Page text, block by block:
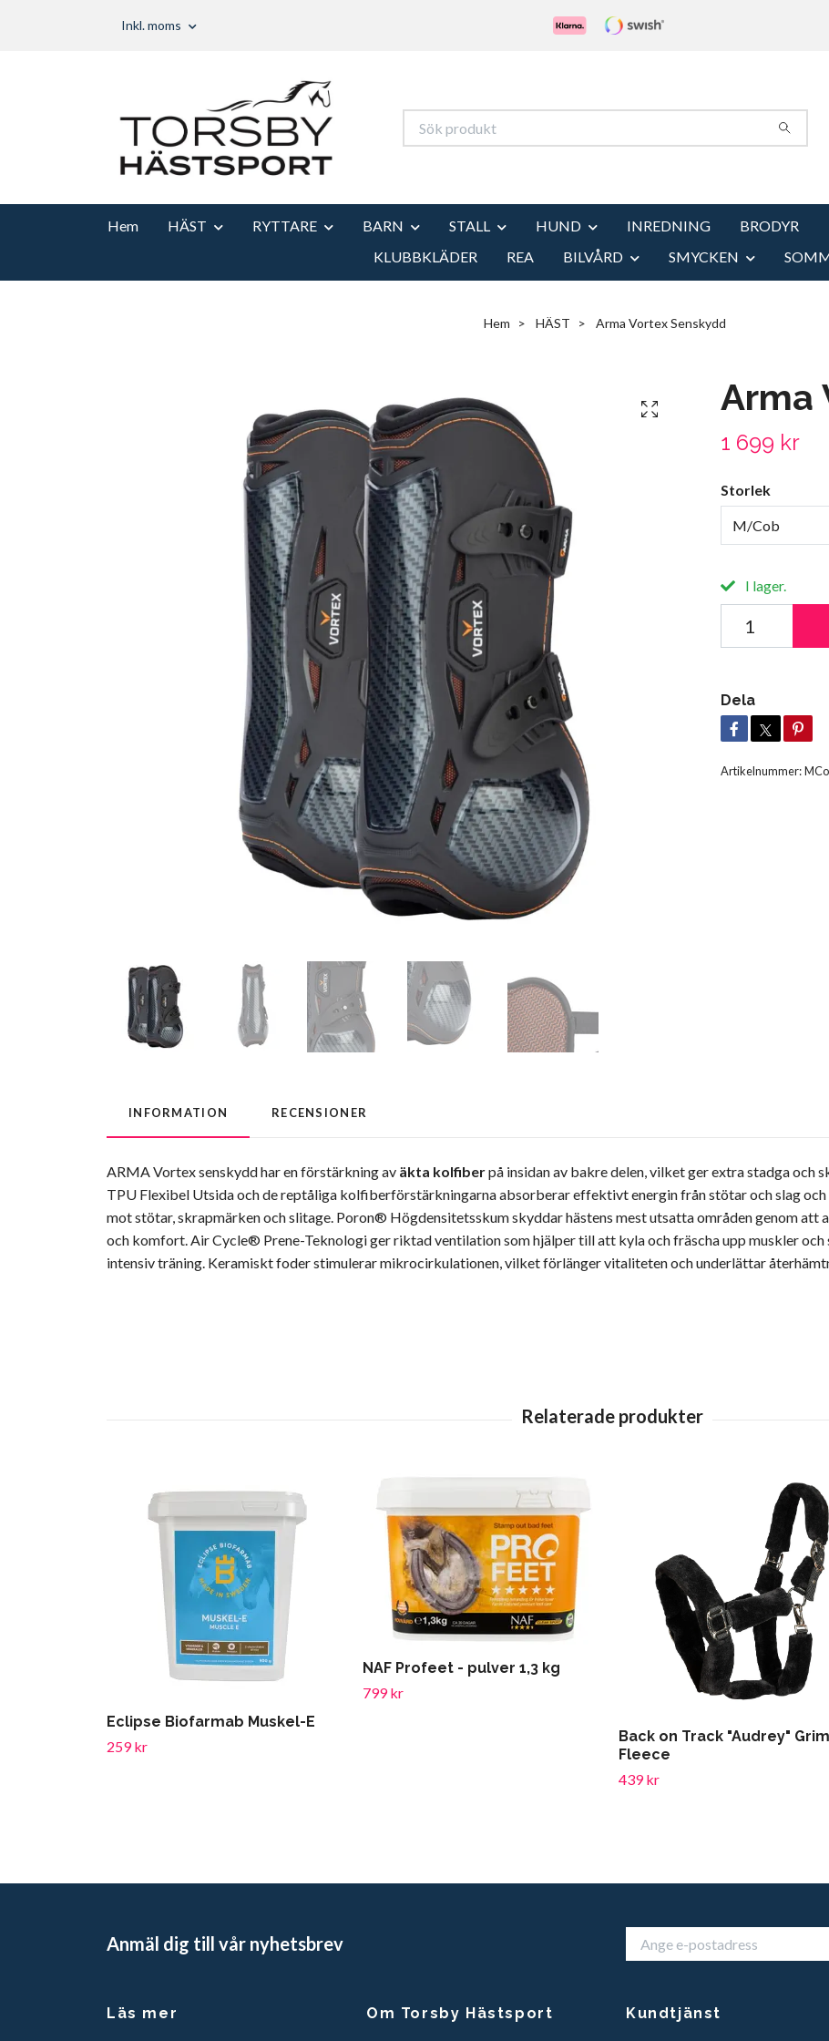
Inkl. moms
Hem HÄST RYTTARE BARN STALL HUND INREDNING BRODYR
KLUBBKLÄDER
REA BILVÅRD SMYCKEN
Hem HÄST Arma Vortex Senskydd
Arma
1 699 kr
Storlek
M/Cob
I lager.
Dela
Artikelnummer:
INFORMATION RECENSIONER
ARMA Vortex senskydd har en förstärkning av äkta kolfiberpå insidan av bakre delen, vilket ger extra stadga och
TPU Flexibel Utsida och de reptåliga kolfiberförstärkningarna absorberar effektivt energin från stötar och slag
mot stötar, skrapmärken och slitage. Poron® Högdensitetsskum skyddar hästens mest utsatta områden genom att
och komfort. Air Cycle® Prene-Teknologi ger riktad ventilation som hjälper till att kyla och fräscha upp muskler och
intensiv träning. Keramiskt foder stimulerar mikrocirkulationen, vilket förlänger vitaliteten och underlättar
Eclipse Biofarmab Muskel-E
259 kr
NAF Profeet - pulver 1,3 kg
799 kr
Back on Track "Audrey"
Fleece
439 kr
Anmäl dig till vår nyhetsbrev
Läs mer Om Torsby Hästsport Kundtjänst